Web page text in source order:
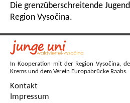
Die grenzüberschreitende
Region Vysočina.
In Kooperation mit der Region Vysočina,
Krems und dem Verein Europabrücke Raabs.
Kontakt
Impressum